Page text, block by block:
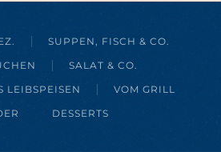
SUPPEN, FISCH & CO.
SALAT & CO.
LEIBSPEISEN
VOM GRILL
DESSERTS